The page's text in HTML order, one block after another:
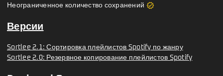
Неограниченное количество сохранений verified
Версии
Sortlee 2.1: Сортировка плейлистов Spotify по жанру
Sortlee 2.0: Резервное копирование плейлистов Spotify